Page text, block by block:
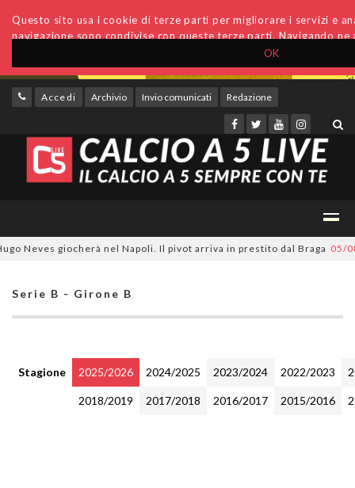
OK
Questo sito usa i cookie di terze parti per migliorare i servizi e
navigazione sono condivise con queste terze parti. Navigando
Accedi Archivio Invio comunicati Redazione
giocherà nel Napoli. Il pivot arriva in prestito dal Braga 05/08/
Serie B - Girone B
Stagione 2025/2026 2024/2025 2023/2024 2022/2023
2018/2019 2017/2018 2016/2017 2015/2016